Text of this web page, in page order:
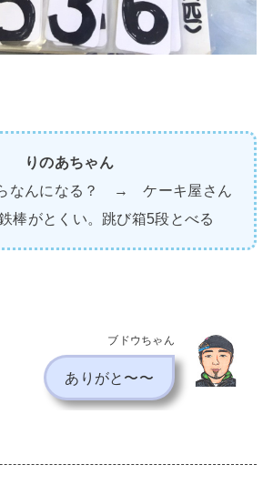
りのあちゃん
なんになる？ → ケーキ屋さん
がとくい。跳び箱5段とべる
ブドウちゃん
ありがと〜〜